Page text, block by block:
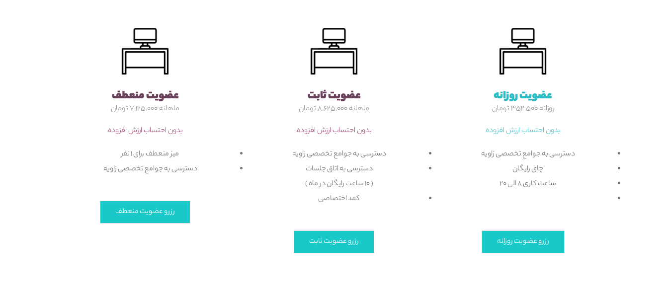
عضویت روزانه
روزانه ۳۵۲,۵۰۰ تومان
بدون احتساب ارزش افزوده
دسترسی به جوامع تخصصی زاویه
چای رایگان
ساعت کاری ۸ الی ۲۰
رزرو عضویت روزانه
عضویت ثابت
ماهانه ۸,۶۲۵,۰۰۰ تومان
بدون احتساب ارزش افزوده
دسترسی به جوامع تخصصی زاویه
دسترسی به اتاق جلسات
( ۱۰ ساعت رایگان در ماه )
کمد اختصاصی
رزرو عضویت ثابت
عضویت منعطف
ماهانه ۷,۱۲۵,۰۰۰ تومان
بدون احتساب ارزش افزوده
میز منعطف برای ۱ نفر
دسترسی به جوامع تخصصی زاویه
رزرو عضویت منعطف